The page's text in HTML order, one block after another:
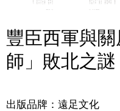
豐臣西軍與
師」敗北之謎
出版品牌：遠足文化